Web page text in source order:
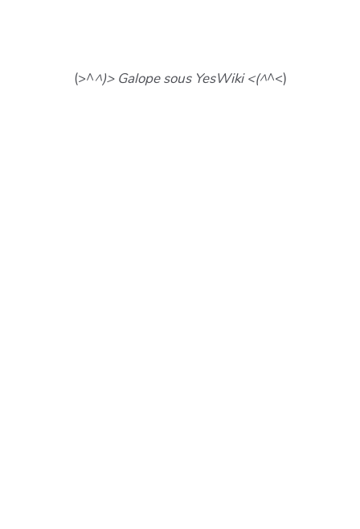
(>^^)> Galope sous YesWiki <(^^<)